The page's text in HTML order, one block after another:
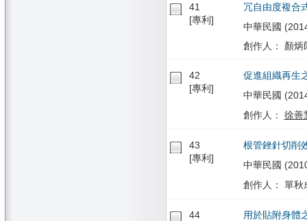
41
[專利]
冗自由度複合
中華民國
創作人： 顏炳
42
[專利]
促進組織再生
中華民國
創作人： 徐善
43
[專利]
根管銼針切削
中華民國
創作人： 單
44
用於貼附身體